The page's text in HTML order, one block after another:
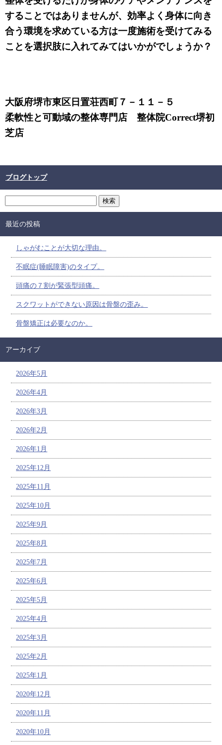
することではありませんが、効率よく身体に向き
合う環境を求めている方は一度施術を受けてみる
ことを選択肢に入れてみてはいかがでしょうか？
大阪府堺市東区日置荘西町７－１１－５
柔軟性と可動域の整体専門店 整体院Correct堺初
芝店
ブログトップ
最近の投稿
しゃがむことが大切な理由。
不眠症(睡眠障害)のタイプ。
頭痛の７割が緊張型頭痛。
スクワットができない原因は骨盤の歪み。
骨盤矯正は必要なのか。
アーカイブ
2026年5月
2026年4月
2026年3月
2026年2月
2026年1月
2025年12月
2025年11月
2025年10月
2025年9月
2025年8月
2025年7月
2025年6月
2025年5月
2025年4月
2025年3月
2025年2月
2025年1月
2020年12月
2020年11月
2020年10月